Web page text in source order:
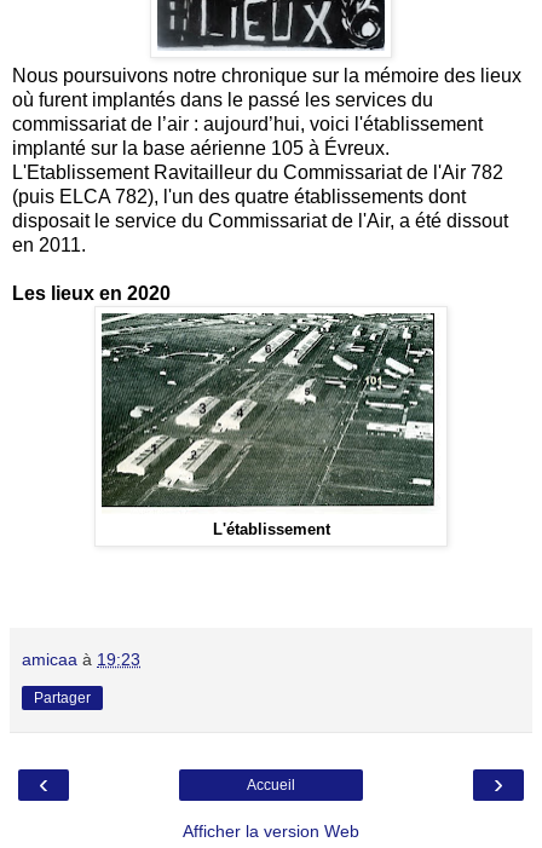
Nous poursuivons notre chronique sur la mémoire des lieux
où furent implantés dans le passé les services du
commissariat de l’air : aujourd’hui, voici l'établissement
implanté sur la base aérienne 105 à Évreux.
L'Etablissement Ravitailleur du Commissariat de l'Air 782
(puis ELCA 782), l'un des quatre établissements dont
disposait le service du Commissariat de l'Air, a été dissout
en 2011.
Les lieux en 2020
L'établissement
amicaa à 19:23
Partager
‹ ›
Accueil
Afficher la version Web